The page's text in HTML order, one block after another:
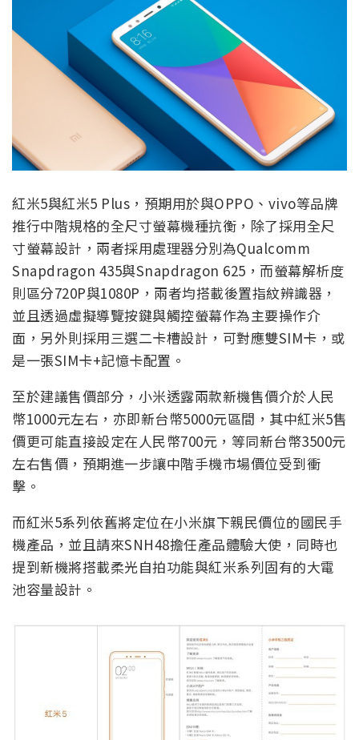
紅米5與紅米5 Plus，預期用於與OPPO、vivo等品牌
推行中階規格的全尺寸螢幕機種抗衡，除了採用全尺
寸螢幕設計，兩者採用處理器分別為Qualcomm
Snapdragon 435與Snapdragon 625，而螢幕解析度
則區分720P與1080P，兩者均搭載後置指紋辨識器，
並且透過虛擬導覽按鍵與觸控螢幕作為主要操作介
面，另外則採用三選二卡槽設計，可對應雙SIM卡，或
是一張SIM卡+記憶卡配置。
至於建議售價部分，小米透露兩款新機售價介於人民
幣1000元左右，亦即新台幣5000元區間，其中紅米5售
價更可能直接設定在人民幣700元，等同新台幣3500元
左右售價，預期進一步讓中階手機市場價位受到衝
擊。
而紅米5系列依舊將定位在小米旗下親民價位的國民手
機產品，並且請來SNH48擔任產品體驗大使，同時也
提到新機將搭載柔光自拍功能與紅米系列固有的大電
池容量設計。